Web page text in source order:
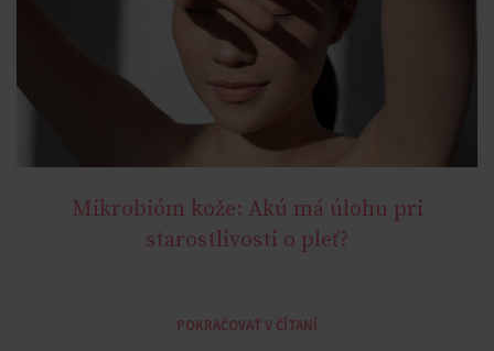
Mikrobióm kože: Akú má úlohu pri
starostlivosti o pleť?
POKRAČOVAŤ V ČÍTANÍ